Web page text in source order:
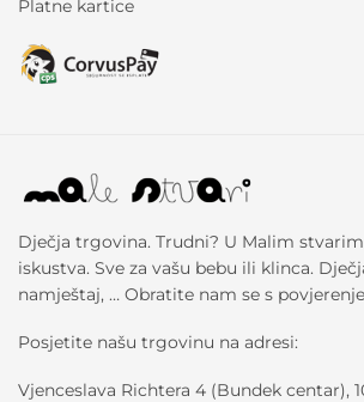
Platne kartice
Dječja trgovina. Trudni? U Malim
iskustva. Sve za vašu bebu ili klinca.
namještaj, … Obratite nam se s
Posjetite našu trgovinu na adresi:
Vjenceslava Richtera 4 (Bundek centar),